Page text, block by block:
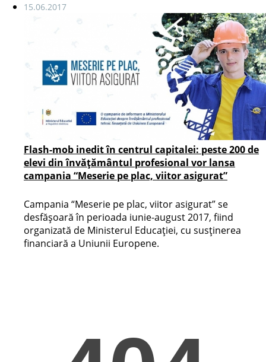
15.06.2017
Flash-mob inedit în centrul capitalei: peste 200 de
elevi din învățământul profesional vor lansa
campania “Meserie pe plac, viitor asigurat”
Campania “Meserie pe plac, viitor asigurat” se
desfășoară în perioada iunie-august 2017, fiind
organizată de Ministerul Educației, cu susținerea
financiară a Uniunii Europene.